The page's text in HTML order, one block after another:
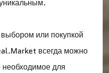
или покупкой
всегда можно
для